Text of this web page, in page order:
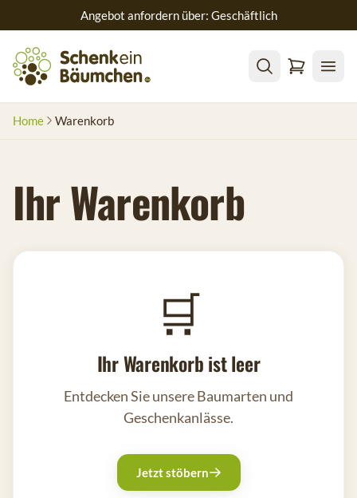
Angebot anfordern über: Geschäftlich
Home Warenkorb
Ihr Warenkorb
🛒
Ihr Warenkorb ist leer
Entdecken Sie unsere Baumarten und
Geschenkanlässe.
Jetzt stöbern